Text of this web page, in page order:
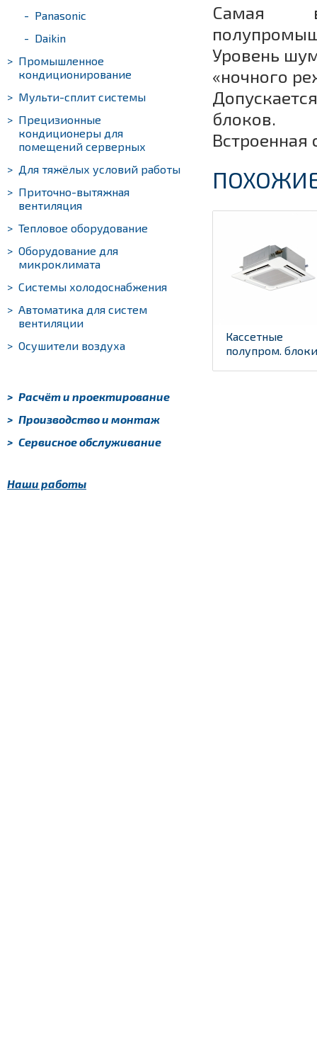
- Panasonic
- Daikin
> Промышленное
кондиционирование
> Мульти-сплит системы
> Прецизионные
кондиционеры для
помещений серверных
> Для тяжёлых условий работы
> Приточно-вытяжная
вентиляция
> Тепловое оборудование
> Оборудование для
микроклимата
> Системы холодоснабжения
> Автоматика для систем
вентиляции
> Осушители воздуха
> Расчёт и проектирование
> Производство и монтаж
> Сервисное обслуживание
Наши работы
Самая
Уровень
«ночного
блоков.
Встроенная
Кассетные
полупром. блоки